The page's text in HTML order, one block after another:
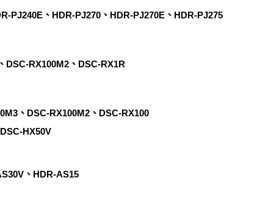
PJ240E、HDR-PJ270、HDR-PJ270E、HDR-PJ275
DSC-RX100M2、DSC-RX1R
、DSC-RX100M2、DSC-RX100
HX50V
、HDR-AS15